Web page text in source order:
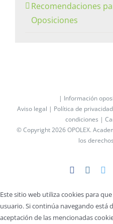
Recomendaciones
Oposiciones
| Información
Aviso legal | Política de
condiciones |
© Copyright 2026 OPOLEX.
los
Facebook
Este sitio web utiliza cookies para
usuario. Si continúa navegando está
aceptación de las mencionadas